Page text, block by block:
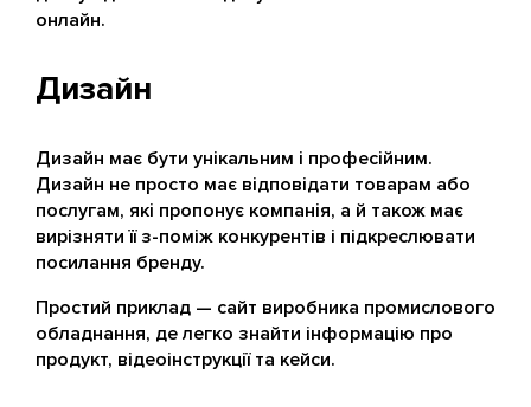
онлайн.
Дизайн
Дизайн має бути унікальним і професійним.
Дизайн не просто має відповідати товарам або
послугам, які пропонує компанія, а й також має
вирізняти її з-поміж конкурентів і підкреслювати
посилання бренду.
Простий приклад — сайт виробника промислового
обладнання, де легко знайти інформацію про
продукт, відеоінструкції та кейси.